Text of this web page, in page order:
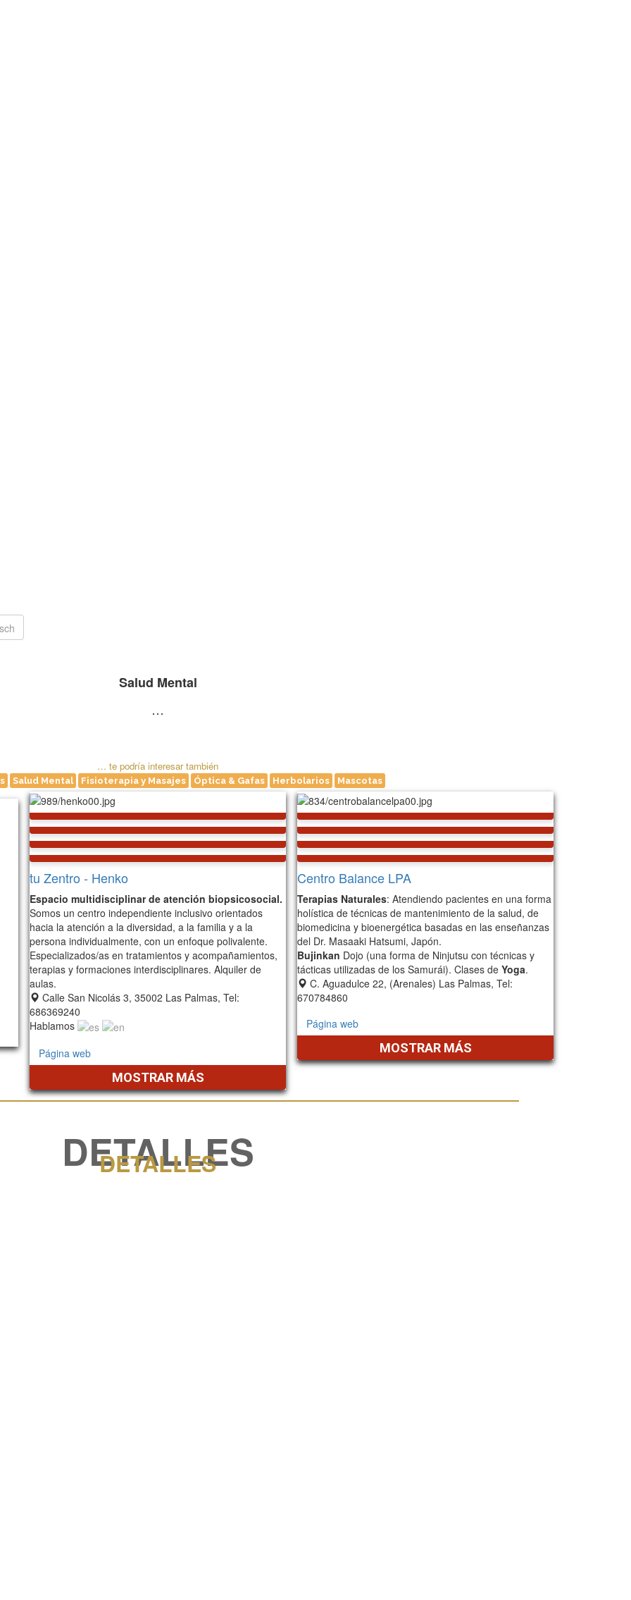
Salud Mental
…
… te podría interesar también
Salud Mental Fisioterapia y Masajes Óptica & Gafas Herbolarios Mascotas
tu Zentro - Henko
Espacio multidisciplinar de atención biopsicosocial.
Somos un centro independiente inclusivo orientados
hacia la atención a la diversidad, a la familia y a la
persona individualmente, con un enfoque polivalente.
Especializados/as en tratamientos y acompañamientos,
terapias y formaciones interdisciplinares. Alquiler de
aulas.
Calle San Nicolás 3, 35002 Las Palmas, Tel:
686369240
Hablamos
Página web
MOSTRAR MÁS
Centro Balance LPA
Terapias Naturales: Atendiendo pacientes en una forma
holística de técnicas de mantenimiento de la salud, de
biomedicina y bioenergética basadas en las enseñanzas
del Dr. Masaaki Hatsumi, Japón.
Bujinkan Dojo (una forma de Ninjutsu con técnicas y
tácticas utilizadas de los Samurái). Clases de Yoga.
C. Aguadulce 22, (Arenales) Las Palmas, Tel:
670784860
Página web
MOSTRAR MÁS
DETALLES
DETALLES